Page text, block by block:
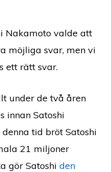
Nakamoto valde att
möjliga svar, men vi
ett rätt svar.
under de två åren
innan Satoshi
tid bröt Satoshi
21 miljoner
gör Satoshiden